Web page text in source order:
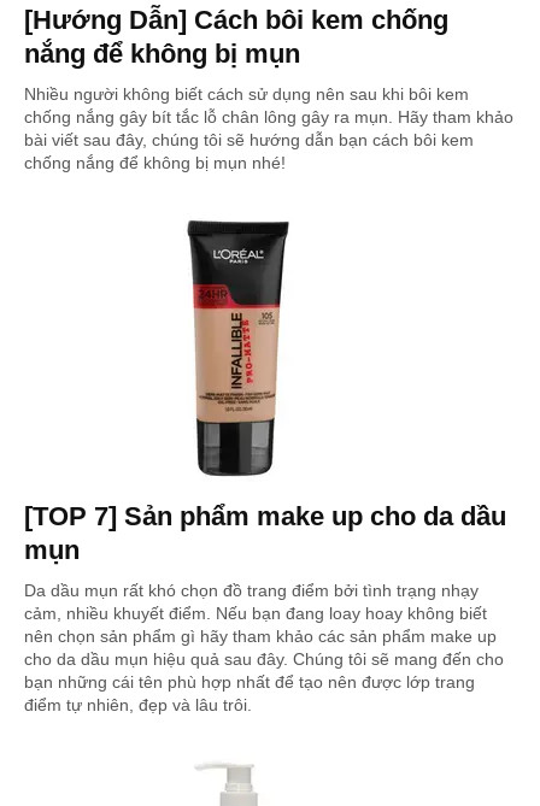
[Hướng Dẫn] Cách bôi kem chống
nắng để không bị mụn
Nhiều người không biết cách sử dụng nên sau khi bôi kem
chống nắng gây bít tắc lỗ chân lông gây ra mụn. Hãy tham khảo
bài viết sau đây, chúng tôi sẽ hướng dẫn bạn cách bôi kem
chống nắng để không bị mụn nhé!
[TOP 7] Sản phẩm make up cho da dầu
mụn
Da dầu mụn rất khó chọn đồ trang điểm bởi tình trạng nhạy
cảm, nhiều khuyết điểm. Nếu bạn đang loay hoay không biết
nên chọn sản phẩm gì hãy tham khảo các sản phẩm make up
cho da dầu mụn hiệu quả sau đây. Chúng tôi sẽ mang đến cho
bạn những cái tên phù hợp nhất để tạo nên được lớp trang
điểm tự nhiên, đẹp và lâu trôi.